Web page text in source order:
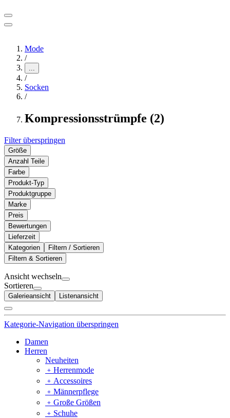
Mode
/
...
/
Socken
/
Kompressionsstrümpfe (2)
Filter überspringen
Größe
Anzahl Teile
Farbe
Produkt-Typ
Produktgruppe
Marke
Preis
Bewertungen
Lieferzeit
Kategorien
Filtern / Sortieren
Filtern & Sortieren
Ansicht wechseln
Sortieren
Galerieansicht Listenansicht
Kategorie-Navigation überspringen
Damen
Herren
Neuheiten
﹢ Herrenmode
﹢ Accessoires
﹢ Männerpflege
﹢ Große Größen
﹢ Schuhe